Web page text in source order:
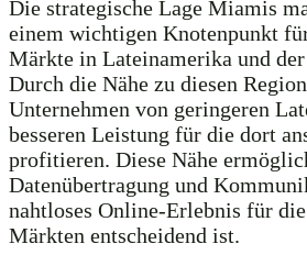
Die strategische Lage Miamis
einem wichtigen Knotenpunkt
Märkte in Lateinamerika und
Durch die Nähe zu diesen
Unternehmen von geringeren
besseren Leistung für die dort
profitieren. Diese Nähe
Datenübertragung und
nahtloses Online-Erlebnis für
Märkten entscheidend ist.